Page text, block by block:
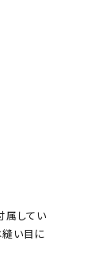
属してい
い目に